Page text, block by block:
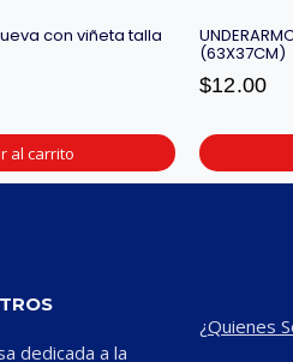
con viñeta talla
al carrito
(63X37CM)
$12.00
dedicada a la
¿Quienes